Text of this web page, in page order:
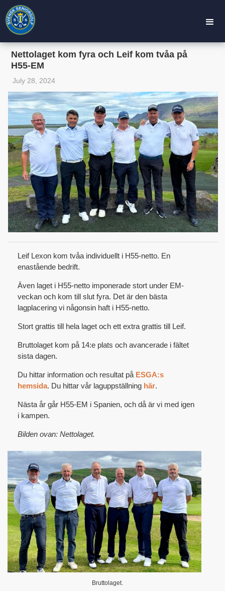
Nettolaget kom fyra och Leif kom tvåa på
H55-EM
July 28, 2024
Leif Lexon kom tvåa individuellt i H55-netto. En
enastående bedrift.
Även laget i H55-netto imponerade stort under EM-
veckan och kom till slut fyra. Det är den bästa
lagplacering vi någonsin haft i H55-netto.
Stort grattis till hela laget och ett extra grattis till Leif.
Bruttolaget kom på 14:e plats och avancerade i fältet
sista dagen.
Du hittar information och resultat på ESGA:s
hemsida. Du hittar vår laguppställning här.
Nästa år går H55-EM i Spanien, och då är vi med igen
i kampen.
Bilden ovan: Nettolaget.
Bruttolaget.